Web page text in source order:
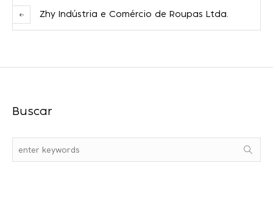
Zhy Indústria e Comércio de Roupas Ltda.
Buscar